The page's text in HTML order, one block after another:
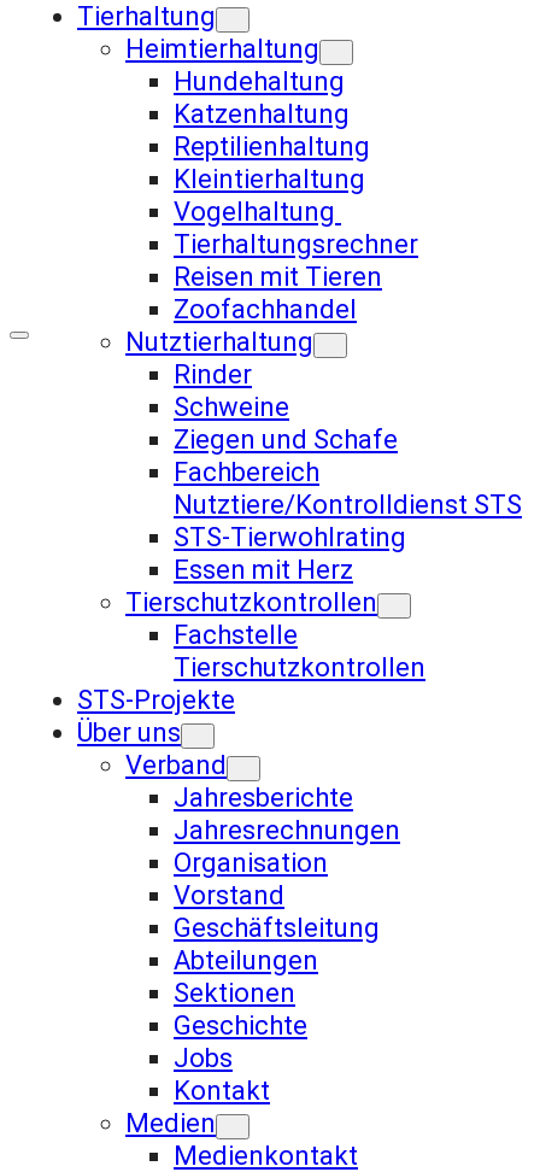
Tierhaltung
Heimtierhaltung
Hundehaltung
Katzenhaltung
Reptilienhaltung
Kleintierhaltung
Vogelhaltung
Tierhaltungsrechner
Reisen mit Tieren
Zoofachhandel
Nutztierhaltung
Rinder
Schweine
Ziegen und Schafe
Fachbereich
Nutztiere/Kontrolldienst STS
STS-Tierwohlrating
Essen mit Herz
Tierschutzkontrollen
Fachstelle
Tierschutzkontrollen
STS-Projekte
Über uns
Verband
Jahresberichte
Jahresrechnungen
Organisation
Vorstand
Geschäftsleitung
Abteilungen
Sektionen
Geschichte
Jobs
Kontakt
Medien
Medienkontakt